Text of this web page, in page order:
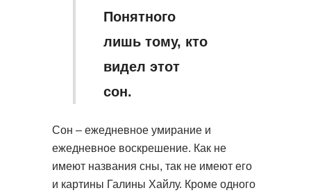
Понятного
лишь тому, кто
видел этот
сон.
Сон – ежедневное умирание и
ежедневное воскрешение. Как не
имеют названия сны, так не имеют его
и картины Галины Хайлу. Кроме одного